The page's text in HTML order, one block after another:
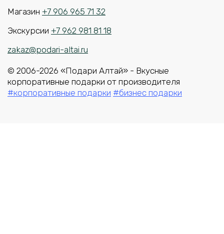
Магазин +7 906 965 71 32
Экскурсии +7 962 981 81 18
zakaz@podari-altai.ru
© 2006-2026 «Подари Алтай» - Вкусные
корпоративные подарки от производителя
#корпоративные подарки #бизнес подарки